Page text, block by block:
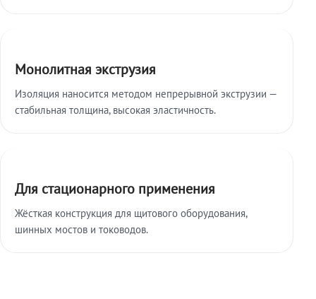
Монолитная экструзия
Изоляция наносится методом непрерывной экструзии —
стабильная толщина, высокая эластичность.
Для стационарного применения
Жёсткая конструкция для щитового оборудования,
шинных мостов и тоководов.